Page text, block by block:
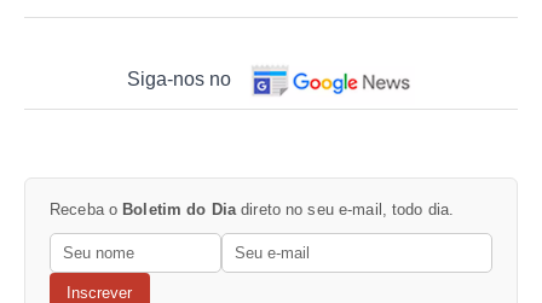
Siga-nos no
Receba o Boletim do Diadireto no seu e-mail, todo dia.
Inscrever